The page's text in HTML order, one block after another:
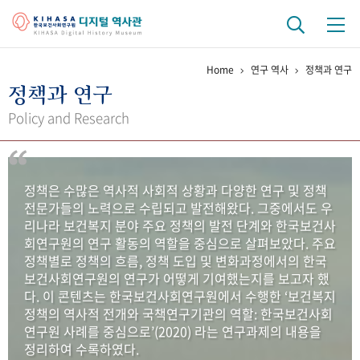
걸어온 길 기관 변천사
연구 역사
정책과 연구 키워드로 보는 연구 역사
연구자들
간행물 변천사
기록물 아카이브
사진 아카이브 문서 기록물 행정박물 영상 기록물
50+1주년 기념
Home 연구 역사 정책과 연구
정책과 연구
Policy and Research
정책은 수많은 역사적 사회적 상황과 다양한 연구 및 정책
전문가들의 노력으로 수립되고 발전해왔다. 그중에서도 우
리나라 보건복지 분야 주요 정책의 발전 단계와 한국보건사
회연구원의 연구 활동의 역할을 중심으로 살펴보았다. 주요
정책별로 정책의 흐름, 정책 도입 및 변화과정에서의 한국
보건사회연구원의 연구가 어떻게 기여했는지를 보고자 했
다. 이 콘텐츠는 한국보건사회연구원에서 수행한 ‘보건복지
정책의 역사적 전개와 국책연구기관의 역할: 한국보건사회
연구원 사례를 중심으로’(2020) 라는 연구과제의 내용을
정리하여 수록하였다.